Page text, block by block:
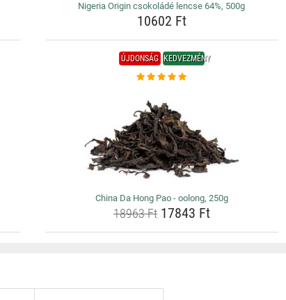
Nigeria Origin csokoládé lencse 64%, 500g
10602 Ft
ÚJDONSÁG KEDVEZMÉNY
China Da Hong Pao - oolong, 250g
18963 Ft17843 Ft